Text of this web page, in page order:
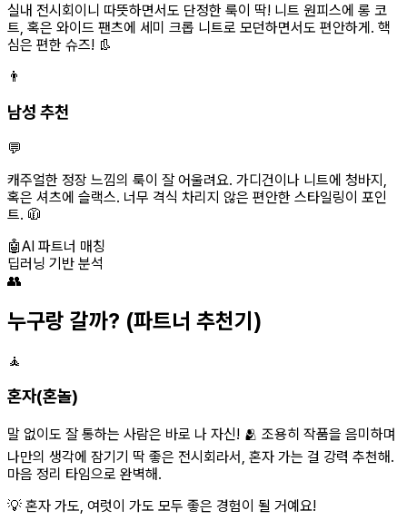
실내 전시회이니 따뜻하면서도 단정한 룩이 딱! 니트 원피스에 롱 코
트, 혹은 와이드 팬츠에 세미 크롭 니트로 모던하면서도 편안하게. 핵
심은 편한 슈즈! 👢
👨
남성 추천
💬
캐주얼한 정장 느낌의 룩이 잘 어울려요. 가디건이나 니트에 청바지,
혹은 셔츠에 슬랙스. 너무 격식 차리지 않은 편안한 스타일링이 포인
트. 🧥
🤖AI 파트너 매칭
딥러닝 기반 분석
👥
누구랑 갈까? (파트너 추천기)
🧘
혼자(혼놀)
말 없이도 잘 통하는 사람은 바로 나 자신! 🫂 조용히 작품을 음미하며
나만의 생각에 잠기기 딱 좋은 전시회라서, 혼자 가는 걸 강력 추천해.
마음 정리 타임으로 완벽해.
💡 혼자 가도, 여럿이 가도 모두 좋은 경험이 될 거예요!